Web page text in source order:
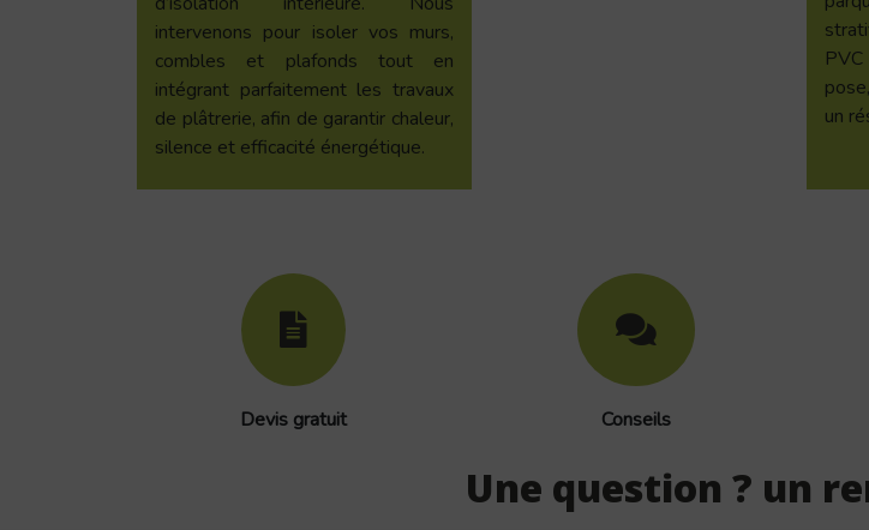
intervenons pour isoler vos murs,
combles et plafonds tout en
intégrant parfaitement les travaux
de plâtrerie, afin de garantir chaleur,
silence et efficacité énergétique.
un
Devis gratuit Conseils
Une question ? un